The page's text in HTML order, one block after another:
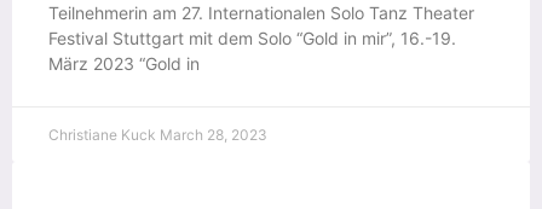
Teilnehmerin am 27. Internationalen Solo Tanz Theater
Festival Stuttgart mit dem Solo “Gold in mir”, 16.-19.
März 2023 “Gold in
Christiane Kuck March 28, 2023